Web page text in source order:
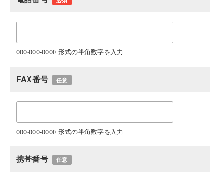
000-000-0000 形式の半角数字を入力
FAX番号 任意
000-000-0000 形式の半角数字を入力
携帯番号 任意